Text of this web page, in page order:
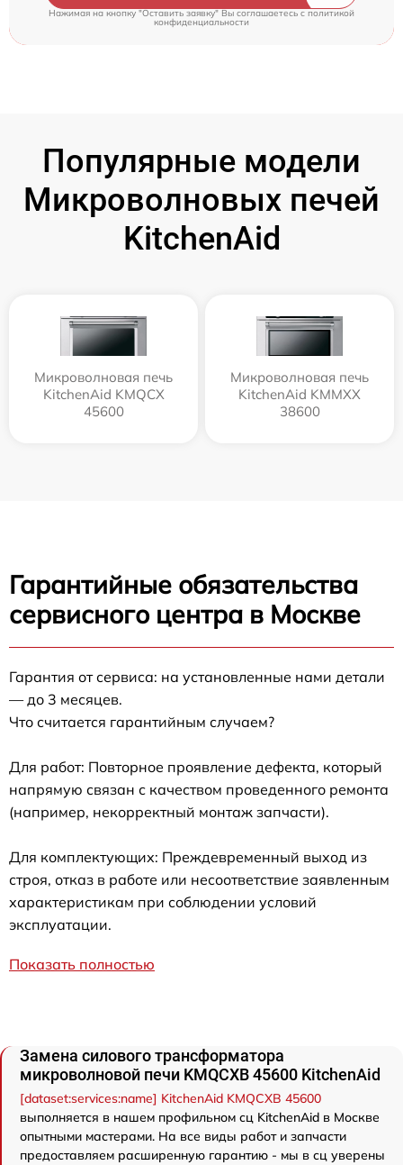
Нажимая на кнопку "Оставить заявку" Вы соглашаетесь c политикой
конфиденциальности
Популярные модели
Микроволновых печей
KitchenAid
Микроволновая печь
KitchenAid KMQCX
45600
Микроволновая печь
KitchenAid KMMXX
38600
Гарантийные обязательства
сервисного центра в Москве
Гарантия от сервиса: на установленные нами детали
— до 3 месяцев.
Что считается гарантийным случаем?
Для работ: Повторное проявление дефекта, который
напрямую связан с качеством проведенного ремонта
(например, некорректный монтаж запчасти).
Для комплектующих: Преждевременный выход из
строя, отказ в работе или несоответствие заявленным
характеристикам при соблюдении условий
эксплуатации.
Показать полностью
Замена силового трансформатора
микроволновой печи KMQCXB 45600 KitchenAid
[dataset:services:name] KitchenAid KMQCXB 45600
выполняется в нашем профильном сц KitchenAid в Москве
опытными мастерами. На все виды работ и запчасти
предоставляем расширенную гарантию - мы в сц уверены